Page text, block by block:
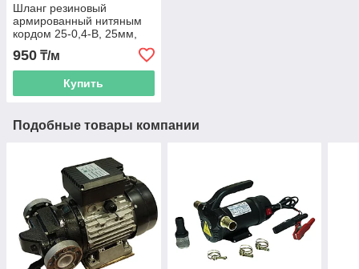
Шланг резиновый
армированный нитяным
кордом 25-0,4-В, 25мм,
бухта 40 м.
950 ₸/м
Купить
Подобные товары компании